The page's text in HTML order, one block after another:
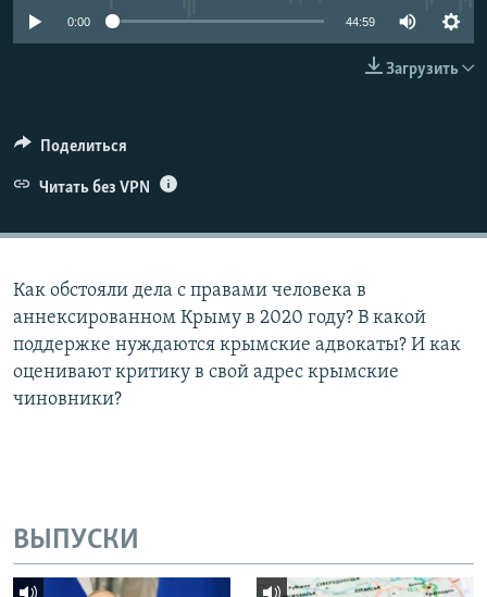
ПОБЕДИТЕЛЕЙ НЕ СУДЯТ?
УКРАИНСКАЯ ПРОБЛЕМА КРЫМА
ПРИСОЕДИНЯЙТЕСЬ!
0:00 44:59
Загрузить
Поделиться
Читать без VPN
Как обстояли дела с правами человека в
аннексированном Крыму в 2020 году? В какой
поддержке нуждаются крымские адвокаты? И как
оценивают критику в свой адрес крымские
чиновники?
ВЫПУСКИ